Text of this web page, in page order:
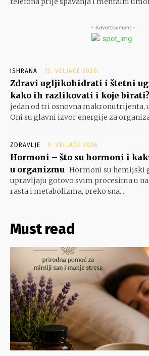
- Advertisement -
ISHRANA 12. VELJAČE 2026.
Zdravi ugljikohidrati i štetni
kako ih razlikovati i koje birati?
jedan od tri osnovna makronutrijenta,
Oni su glavni izvor energije za
ZDRAVLJE 9. VELJAČE 2026.
Hormoni – što su hormoni i
u organizmu Hormoni su hemijski
upravljaju gotovo svim procesima u
rasta i metabolizma, preko sna...
Must read